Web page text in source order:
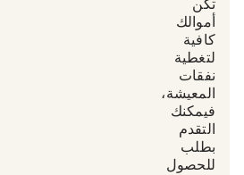
تكن
أموالك
كافية
لتغطية
نفقات
المعيشة،
فيمكنك
التقدم
بطلب
للحصول